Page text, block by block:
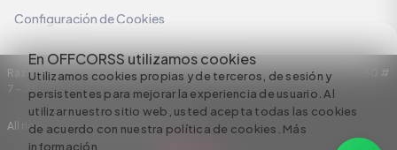
En OFFCORSS utilizamos cookies
Utilizamos cookies propias y de terceros, de sesión y
persistentes para mejorar la experiencia de usuario. Al
utilizar nuestro sitio web, usted acepta todas las cookies
de acuerdo con nuestra política de cookies. Más
información
Configuración de Cookies
Razón Social: C.I HERMECO S.A. NIT: 890924167-6 Dirección: Carrera 50 #
7 – 35
All rights reserved empowered by